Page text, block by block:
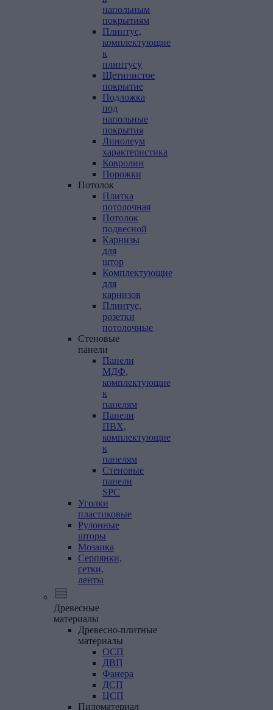
напольным
покрытиям
Плинтус,
комплектующие
к
плинтусу
Щетинистое
покрытие
Подложка
под
напольные
покрытия
Линолеум
характеристика
Ковролин
Порожки
Потолок
Плитка
потолочная
Потолок
подвесной
Карнизы
для
штор
Комплектующие
для
карнизов
Плинтус,
розетки
потолочные
Стеновые
панели
Панели
МДФ,
комплектующие
к
панелям
Панели
ПВХ,
комплектующие
к
панелям
Стеновые
панели
SPC
Уголки
пластиковые
Рулонные
шторы
Мозаика
Серпянки,
сетки,
ленты
Древесные
материалы
Древесно-плитные
материалы
ОСП
ДВП
Фанера
ДСП
ЦСП
Пиломатериал